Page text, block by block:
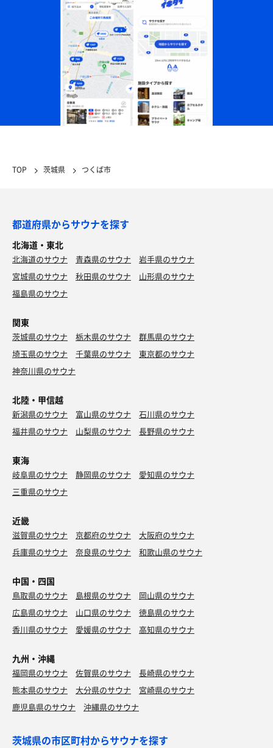
TOP 茨城県 つくば市
都道府県からサウナを探す
北海道・東北
北海道のサウナ 青森県のサウナ
岩手県のサウナ
宮城県のサウナ
秋田県のサウナ
山形県のサウナ
福島県のサウナ
関東
茨城県のサウナ 栃木県のサウナ
群馬県のサウナ
埼玉県のサウナ
千葉県のサウナ
東京都のサウナ
神奈川県のサウナ
北陸・甲信越
新潟県のサウナ 富山県のサウナ
石川県のサウナ
福井県のサウナ
山梨県のサウナ 長野県のサウナ
東海
岐阜県のサウナ 静岡県のサウナ
愛知県のサウナ
三重県のサウナ
近畿
滋賀県のサウナ 京都府のサウナ
大阪府のサウナ
兵庫県のサウナ
奈良県のサウナ 和歌山県のサウナ
中国・四国
鳥取県のサウナ 島根県のサウナ
岡山県のサウナ
広島県のサウナ
山口県のサウナ
徳島県のサウナ
香川県のサウナ
愛媛県のサウナ 高知県のサウナ
九州・沖縄
福岡県のサウナ 佐賀県のサウナ
長崎県のサウナ
熊本県のサウナ
大分県のサウナ
宮崎県のサウナ
鹿児島県のサウナ
沖縄県のサウナ
茨城県の市区町村からサウナを探す